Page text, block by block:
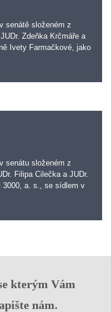
senátě složeném z
Zdeňka Krčmáře a
Ivety Farmačkové, jako
senátu složeném z
Filipa Cilečka a JUDr.
3000, a. s., se sídlem v
kterým Vám
nám.